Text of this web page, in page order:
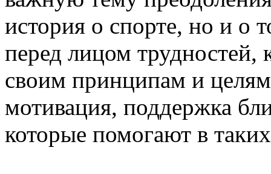
история о спорте, но и о
перед лицом трудностей,
своим принципам и
мотивация, поддержка
которые помогают в